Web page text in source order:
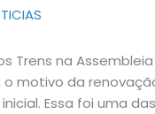
Trens na
motivo da
Essa foi uma